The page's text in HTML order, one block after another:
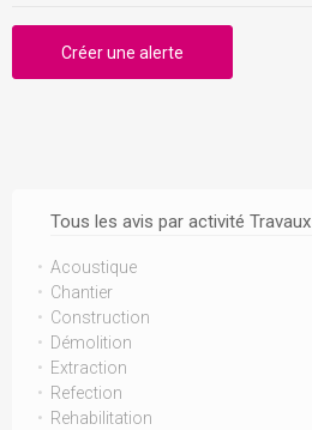
Tous les avis par activité Travaux
Acoustique
Chantier
Construction
Démolition
Extraction
Refection
Rehabilitation
Créer une alerte